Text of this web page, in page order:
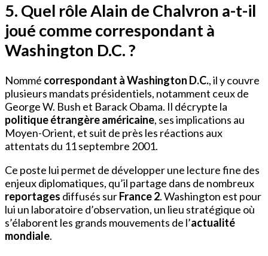
5. Quel rôle Alain de Chalvron a-t-il
joué comme correspondant à
Washington D.C. ?
Nommé correspondant à Washington D.C., il y couvre
plusieurs mandats présidentiels, notamment ceux de
George W. Bush et Barack Obama. Il décrypte la
politique étrangère américaine, ses implications au
Moyen-Orient, et suit de près les réactions aux
attentats du 11 septembre 2001.
Ce poste lui permet de développer une lecture fine des
enjeux diplomatiques, qu’il partage dans de nombreux
reportages diffusés surFrance 2. Washington est pour
lui un laboratoire d’observation, un lieu stratégique où
s’élaborent les grands mouvements de l’actualité
mondiale.